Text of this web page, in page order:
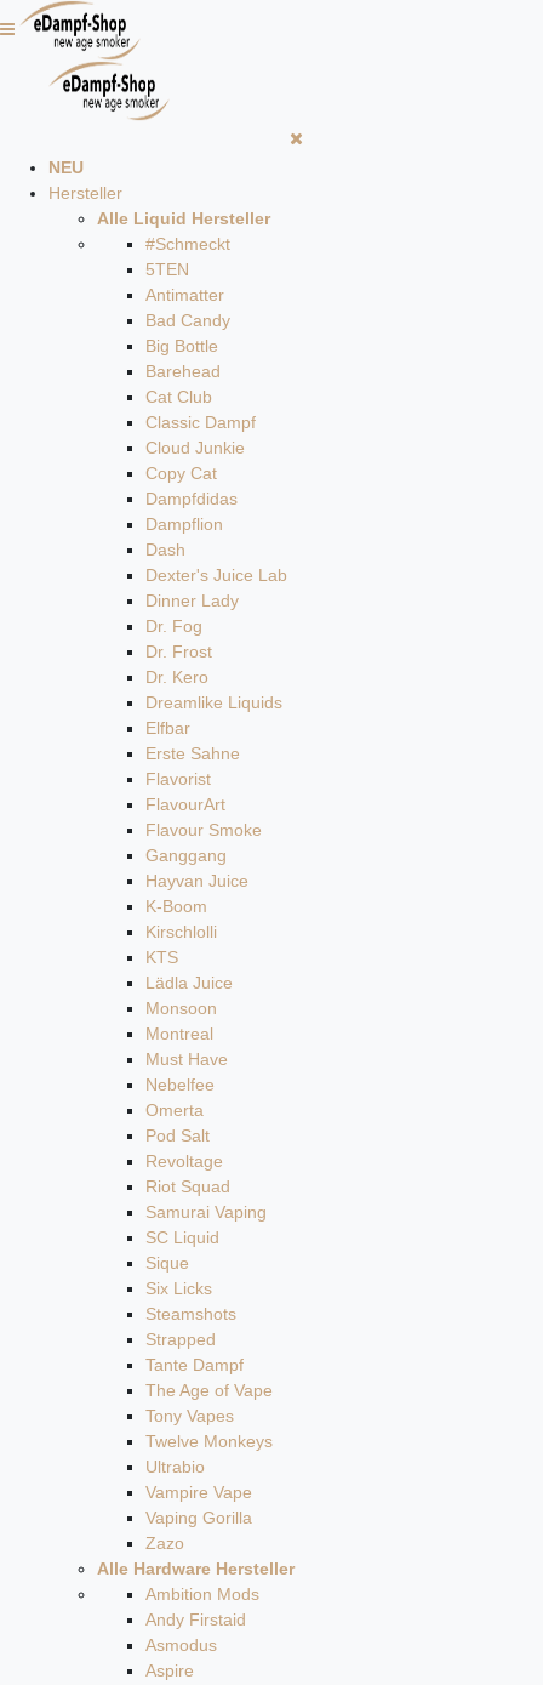
NEU
Hersteller
Alle Liquid Hersteller
#Schmeckt
5TEN
Antimatter
Bad Candy
Big Bottle
Barehead
Cat Club
Classic Dampf
Cloud Junkie
Copy Cat
Dampfdidas
Dampflion
Dash
Dexter's Juice Lab
Dinner Lady
Dr. Fog
Dr. Frost
Dr. Kero
Dreamlike Liquids
Elfbar
Erste Sahne
Flavorist
FlavourArt
Flavour Smoke
Ganggang
Hayvan Juice
K-Boom
Kirschlolli
KTS
Lädla Juice
Monsoon
Montreal
Must Have
Nebelfee
Omerta
Pod Salt
Revoltage
Riot Squad
Samurai Vaping
SC Liquid
Sique
Six Licks
Steamshots
Strapped
Tante Dampf
The Age of Vape
Tony Vapes
Twelve Monkeys
Ultrabio
Vampire Vape
Vaping Gorilla
Zazo
Alle Hardware Hersteller
Ambition Mods
Andy Firstaid
Asmodus
Aspire